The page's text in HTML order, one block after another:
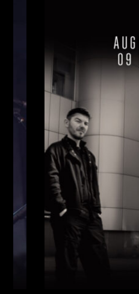
НЕДІЛЯ,
Виконавці:Павло
Дудко (Бас,) /